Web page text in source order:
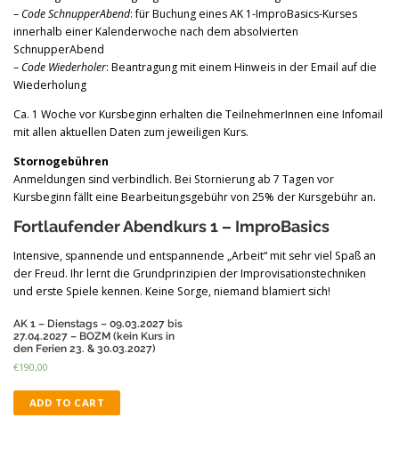
– Code SchnupperAbend: für Buchung eines AK 1-ImproBasics-Kurses
innerhalb einer Kalenderwoche nach dem absolvierten
SchnupperAbend
– Code Wiederholer: Beantragung mit einem Hinweis in der Email auf die
Wiederholung
Ca. 1 Woche vor Kursbeginn erhalten die TeilnehmerInnen eine Infomail
mit allen aktuellen Daten zum jeweiligen Kurs.
Stornogebühren
Anmeldungen sind verbindlich. Bei Stornierung ab 7 Tagen vor
Kursbeginn fällt eine Bearbeitungsgebühr von 25% der Kursgebühr an.
Fortlaufender Abendkurs 1 – ImproBasics
Intensive, spannende und entspannende „Arbeit“ mit sehr viel Spaß an
der Freud. Ihr lernt die Grundprinzipien der Improvisationstechniken
und erste Spiele kennen. Keine Sorge, niemand blamiert sich!
AK 1 – Dienstags – 09.03.2027 bis
27.04.2027 – BOZM (kein Kurs in
den Ferien 23. & 30.03.2027)
€190,00
ADD TO CART